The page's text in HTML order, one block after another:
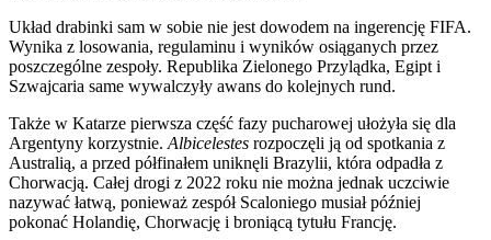
Układ drabinki sam w sobie nie jest dowodem na ingerencję FIFA.
Wynika z losowania, regulaminu i wyników osiąganych przez
poszczególne zespoły. Republika Zielonego Przylądka, Egipt i
Szwajcaria same wywalczyły awans do kolejnych rund.
Także w Katarze pierwsza część fazy pucharowej ułożyła się dla
Argentyny korzystnie. Albicelestes rozpoczęli ją od spotkania z
Australią, a przed półfinałem uniknęli Brazylii, która odpadła z
Chorwacją. Całej drogi z 2022 roku nie można jednak uczciwie
nazywać łatwą, ponieważ zespół Scaloniego musiał później
pokonać Holandię, Chorwację i broniącą tytułu Francję.